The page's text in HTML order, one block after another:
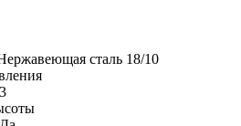
сталь 18/10
3